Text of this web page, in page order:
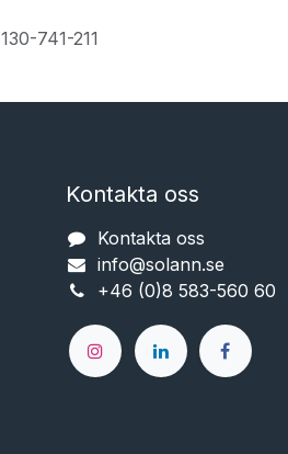
130-741-211
Kontakta oss
Kontakta oss
info@solann.se​​​​​​
+46 (0)8 583-560 60